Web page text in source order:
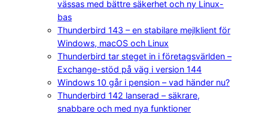
vässas med bättre säkerhet och ny Linux-
bas
Thunderbird 143 – en stabilare mejlklient för
Windows, macOS och Linux
Thunderbird tar steget in i företagsvärlden –
Exchange-stöd på väg i version 144
Windows 10 går i pension – vad händer nu?
Thunderbird 142 lanserad – säkrare,
snabbare och med nya funktioner